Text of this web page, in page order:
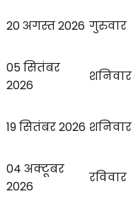
20 अगस्त 2026 गुरुवार
05 सितंबर
2026
शनिवार
19 सितंबर 2026 शनिवार
04 अक्टूबर
2026
रविवार